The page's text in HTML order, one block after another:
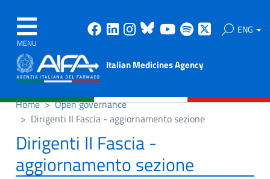
MENU
Facebook
Linkedin
Instagram
Bluesky
Youtube
Spotify ENG
Italian Medicines Agency
Home
Open governance
Dirigenti II Fascia - aggiornamento sezione
Dirigenti II Fascia -
aggiornamento sezione